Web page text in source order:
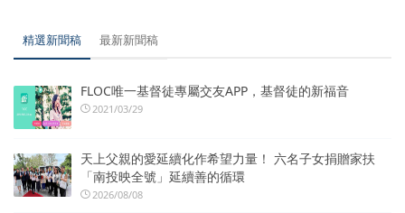
精選新聞稿 最新新聞稿
FLOC唯一基督徒專屬交友APP，基督徒的新福音
2021/03/29
天上父親的愛延續化作希望力量！ 六名子女捐贈家扶
「南投映全號」延續善的循環
2026/08/08